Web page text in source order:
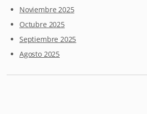
Noviembre 2025
Octubre 2025
Septiembre 2025
Agosto 2025